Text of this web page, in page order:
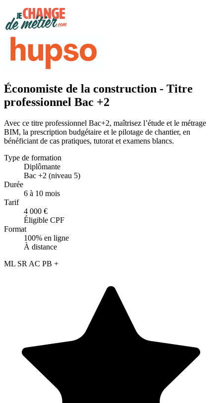
Économiste de la construction - Titre
professionnel Bac +2
Avec ce titre professionnel Bac+2, maîtrisez l’étude et le métrage
BIM, la prescription budgétaire et le pilotage de chantier, en
bénéficiant de cas pratiques, tutorat et examens blancs.
Type de formation
Diplômante
Bac +2 (niveau 5)
Durée
6 à 10 mois
Tarif
4 000 €
Éligible CPF
Format
100% en ligne
À distance
ML SR AC PB +